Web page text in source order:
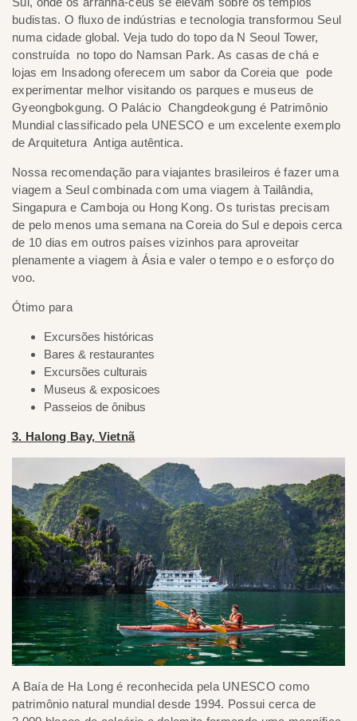
budistas. O fluxo de indústrias e tecnologia transformou Seul
numa cidade global. Veja tudo do topo da N Seoul Tower,
construída no topo do Namsan Park. As casas de chá e
lojas em Insadong oferecem um sabor da Coreia que pode
experimentar melhor visitando os parques e museus de
Gyeongbokgung. O Palácio Changdeokgung é Patrimônio
Mundial classificado pela UNESCO e um excelente exemplo
de Arquitetura Antiga autêntica.
Nossa recomendação para viajantes brasileiros é fazer uma
viagem a Seul combinada com uma viagem à Tailândia,
Singapura e Camboja ou Hong Kong. Os turistas precisam
de pelo menos uma semana na Coreia do Sul e depois cerca
de 10 dias em outros países vizinhos para aproveitar
plenamente a viagem à Ásia e valer o tempo e o esforço do
voo.
Ótimo para
Excursões históricas
Bares & restaurantes
Excursões culturais
Museus & exposicoes
Passeios de ônibus
3. Halong Bay, Vietnã
A Baía de Ha Long é reconhecida pela UNESCO como
patrimônio natural mundial desde 1994. Possui cerca de